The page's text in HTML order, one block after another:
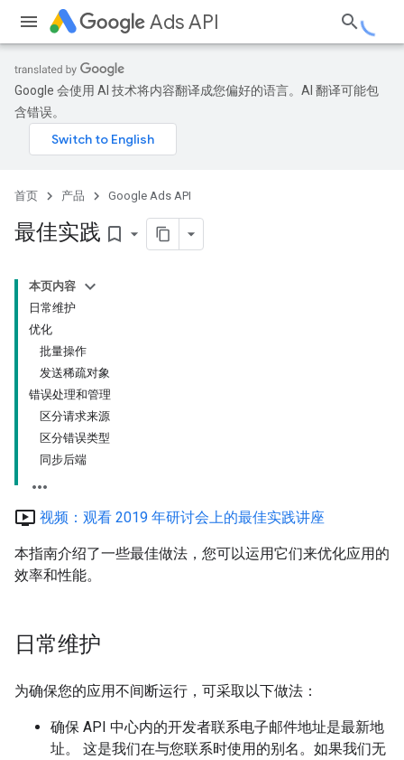
Ads API
Google 会使用 AI 技术将内容翻译成您偏好的语言。AI 翻译可能包
含错误。
首页 产品 Google Ads API
最佳实践 bookmark_border
本页内容
日常维护
优化
批量操作
发送稀疏对象
错误处理和管理
区分请求来源
区分错误类型
同步后端
ondemand_video 视频：观看 2019 年研讨会上的最佳实践讲座
本指南介绍了一些最佳做法，您可以运用它们来优化应用的
效率和性能。
日常维护
为确保您的应用不间断运行，可采取以下做法：
确保 API 中心内的开发者联系电子邮件地址是最新地
址。 这是我们在与您联系时使用的别名。如果我们无